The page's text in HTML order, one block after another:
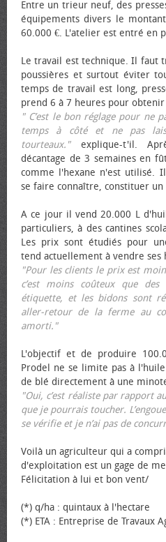
Entre un trieur neuf, des
équipements divers le
60.000 €. L'atelier est entré en
Le travail est technique. Il faut
poussières et surtout éviter
temps de travail est long,
prend 6 à 7 heures pour
" C’est le bon réglage pour ne
temps à côté et ne pas
tourteaux."explique-t'il.
décantage de 3 semaines en
comme l'hexane n'est utilisé.
se faire connaître, constituer un
A ce jour il vend 20.000 L
particuliers, à des cantines
Les prix sont étudiés pour
tend actuellement à vendre
"Pour les clients le prix est
c’est moins coûteux que
étiquette, et les bidons sont
aller-retour de la ferme au
amorti."
L'objectif et de produire
Prodel ne se limite pas à
de blé directement à une
"Oui, c’est réaliste par rapport
que je pourrais toucher.
se vérifie et je n’ai pas de
Voilà un agriculteur qui a
d'exploitation est un gage de
Félicitation à lui et bon vent/
(*) q/ha : quintaux à l'hectare
(*) ETA : Entreprise de Travaux